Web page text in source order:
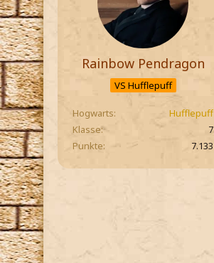
Rainbow Pendragon
VS Hufflepuff
Hogwarts
Hufflepuff
Klasse
7
Punkte
7.133